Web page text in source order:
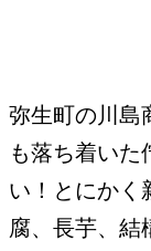
弥生町の川島
も落ち着いた
い！とにかく
腐、長芋、結